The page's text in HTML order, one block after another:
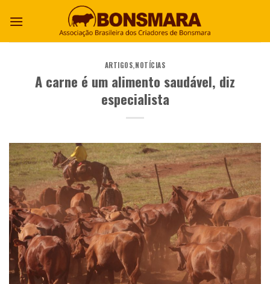
ARTIGOS,NOTÍCIAS
A carne é um alimento saudável, diz
especialista